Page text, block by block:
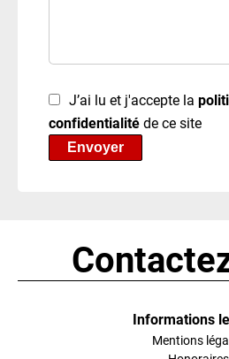
J’ai lu et j'accepte la
confidentialitéde ce site
Envoyer
Informations
Mentions